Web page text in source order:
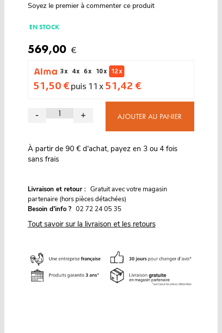
Soyez le premier à commenter ce produit
EN STOCK
569,00 €
3 x 4 x 6 x 10 x 12 x
51,50 €puis 11 x 51,42 €
- + AJOUTER AU PANIER
À partir de 90 € d'achat, payez en 3 ou 4 fois
sans frais
Livraison et retour : Gratuit avec votre magasin
partenaire (hors pièces détachées)
Besoin d'info ? 02 72 24 05 35
Tout savoir sur la livraison et les retours